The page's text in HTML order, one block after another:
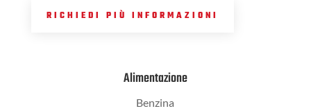
RICHIEDI PIÙ INFORMAZIONI
Alimentazione
Benzina